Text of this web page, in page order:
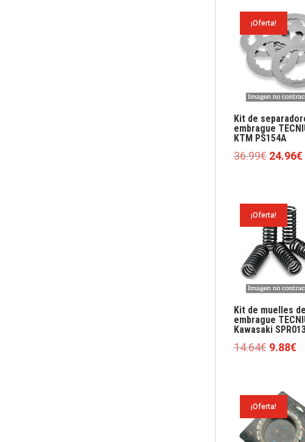
¡Oferta!
Kit de
embrague
KTM PS154A
36.99€ El
era:
36.99€.
24.96€El
¡Oferta!
Kit de muelles de
embrague
Kawasaki
14.64€ El
era:
14.64€.
9.88€El
¡Oferta!